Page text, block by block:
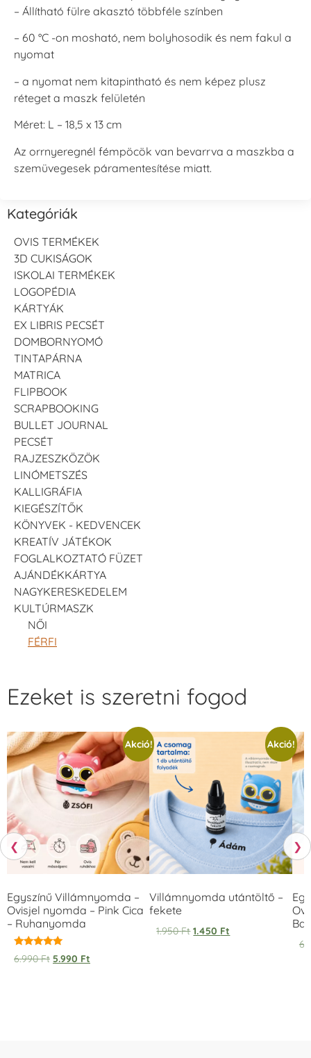
– Állítható fülre akasztó többféle színben
– 60 °C -on mosható, nem bolyhosodik és nem fakul a
nyomat
– a nyomat nem kitapintható és nem képez plusz
réteget a maszk felületén
Méret: L – 18,5 x 13 cm
Az orrnyeregnél fémpöcök van bevarrva a maszkba a
szemüvegesek páramentesítése miatt.
Kategóriák
OVIS TERMÉKEK
3D CUKISÁGOK
ISKOLAI TERMÉKEK
LOGOPÉDIA
KÁRTYÁK
EX LIBRIS PECSÉT
DOMBORNYOMÓ
TINTAPÁRNA
MATRICA
FLIPBOOK
SCRAPBOOKING
BULLET JOURNAL
PECSÉT
RAJZESZKÖZÖK
LINÓMETSZÉS
KALLIGRÁFIA
KIEGÉSZÍTŐK
KÖNYVEK - KEDVENCEK
KREATÍV JÁTÉKOK
FOGLALKOZTATÓ FÜZET
AJÁNDÉKKÁRTYA
NAGYKERESKEDELEM
KULTÚRMASZK
NŐI
FÉRFI
❮
Ezeket is szeretni fogod
Akció!
Egyszínű Villámnyomda –
Ovisjel nyomda – Pink Cica
– Ruhanyomda
Értékelés:
5.00
6.990Ft 5.990 Ft
Akció!
Villámnyomda utántöltő –
fekete
1.950Ft 1.450 Ft
❯